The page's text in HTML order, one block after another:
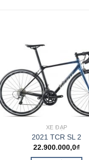
XE ĐẠP
2021 TCR SL 2
22.900.000,0₫